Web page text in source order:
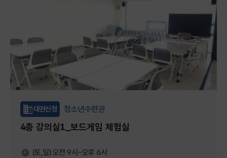
대관신청 청소년수련관
4층 강의실1_보드게임 체험실
(토,일) 오전 9시~오후 6시